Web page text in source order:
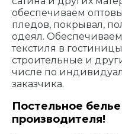
обеспечиваем
пледов, покрывал,
одеял.
текстиля в
строительные и
числе по
заказчика.
Постельное
производителя!